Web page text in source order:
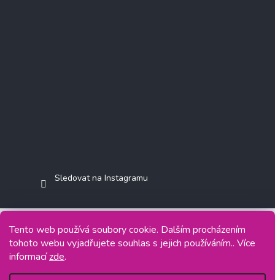
Tento web používá soubory cookie. Dalším procházením
tohoto webu vyjadřujete souhlas s jejich používáním.. Více
informacízde.
Sledovat na Instagramu
Copyright 2026Jasminkashop.cz. Všechna práva vyhrazena.